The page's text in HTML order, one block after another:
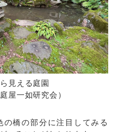
見える庭園
屋一如研究会）
橋の部分に注目してみる